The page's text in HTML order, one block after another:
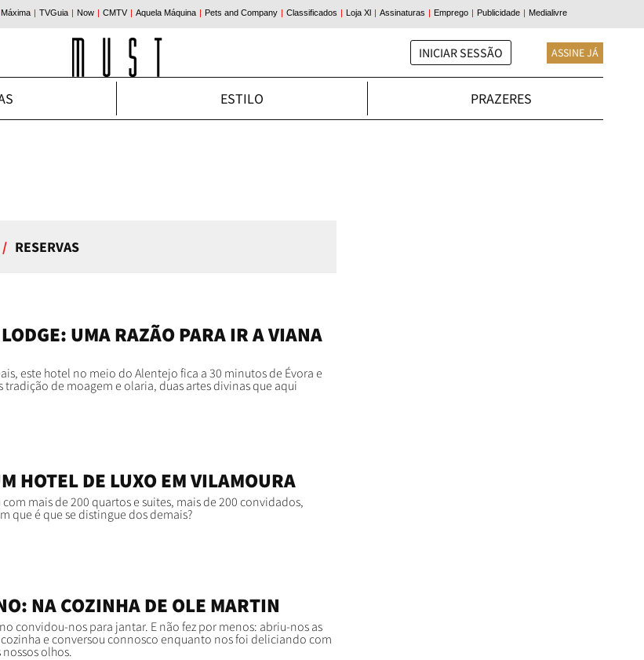
INICIAR SESSÃO ASSINE JÁ
ESTILO PRAZERES
/ RESERVAS
UMA RAZÃO PARA IR A VIANA
este hotel no meio do Alentejo fica a 30 minutos de Évora e
tradição de moagem e olaria, duas artes divinas que aqui
HOTEL DE LUXO EM VILAMOURA
mais de 200 quartos e suites, mais de 200 convidados,
que é que se distingue dos demais?
NA COZINHA DE OLE MARTIN
convidou-nos para jantar. E não fez por menos: abriu-nos as
e conversou connosco enquanto nos foi deliciando com
olhos.